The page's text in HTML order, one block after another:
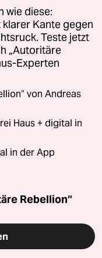
wie diese:
Kante gegen
Teste jetzt
„Autoritäre
Experten
von Andreas
Haus + digital in
in der App
Rebellion“